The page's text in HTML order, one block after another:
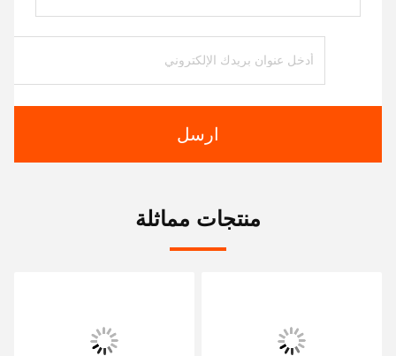
ارسل
منتجات مماثلة